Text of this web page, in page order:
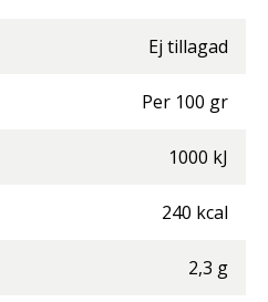
Ej tillagad
Per 100 gr
1000 kJ
240 kcal
2,3 g